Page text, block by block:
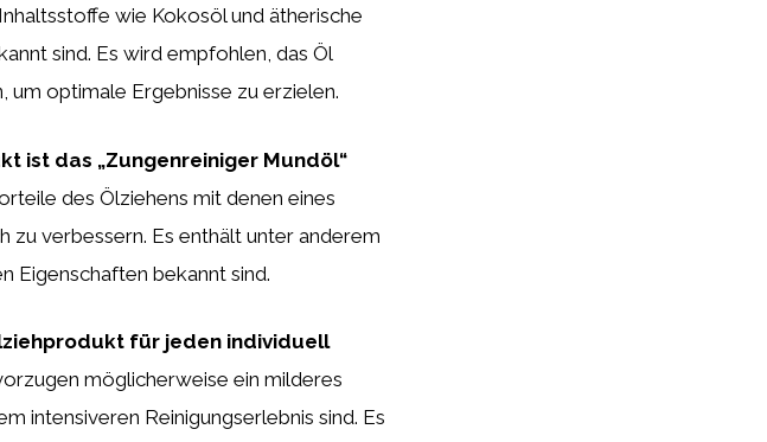
wie Kokosöl und ätherische
sind. Es wird empfohlen, das Öl
um optimale Ergebnisse zu erzielen.
ist das „Zungenreiniger Mundöl“
des Ölziehens mit denen eines
zu verbessern. Es enthält unter anderem
Eigenschaften bekannt sind.
für jeden individuell
möglicherweise ein milderes
intensiveren Reinigungserlebnis sind. Es